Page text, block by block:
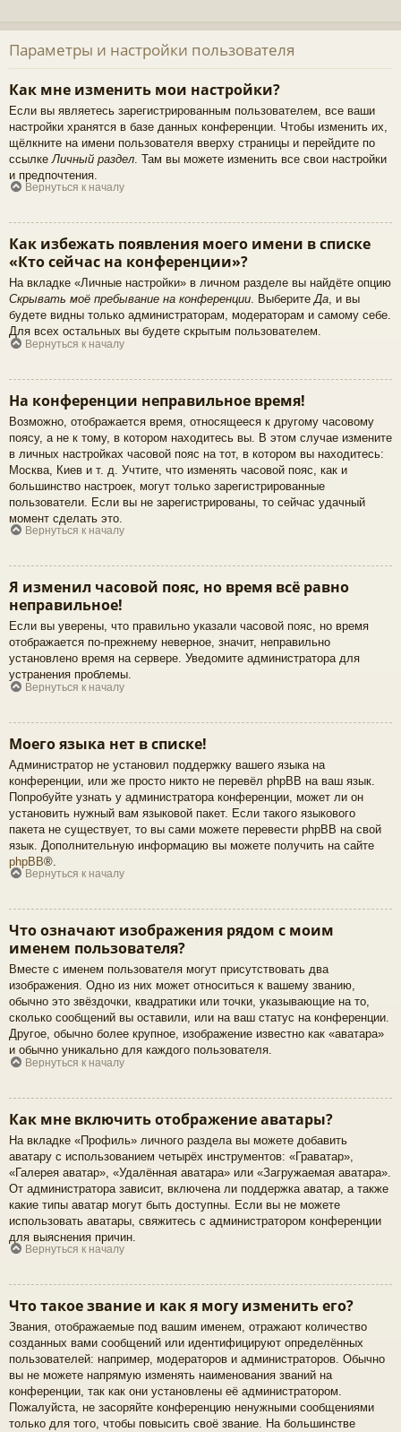
Параметры и настройки пользователя
Как мне изменить мои настройки?
Если вы являетесь зарегистрированным пользователем, все ваши
настройки хранятся в базе данных конференции. Чтобы изменить их,
щёлкните на имени пользователя вверху страницы и перейдите по
ссылке Личный раздел . Там вы можете изменить все свои настройки
и предпочтения.
Вернуться к началу
Как избежать появления моего имени в списке
«Кто сейчас на конференции»?
На вкладке «Личные настройки» в личном разделе вы найдёте опцию
Скрывать моё пребывание на конференции. ВыберитеДа, и вы
будете видны только администраторам, модераторам и самому себе.
Для всех остальных вы будете скрытым пользователем.
Вернуться к началу
На конференции неправильное время!
Возможно, отображается время, относящееся к другому часовому
поясу, а не к тому, в котором находитесь вы. В этом случае измените
в личных настройках часовой пояс на тот, в котором вы находитесь:
Москва, Киев и т. д. Учтите, что изменять часовой пояс, как и
большинство настроек, могут только зарегистрированные
пользователи. Если вы не зарегистрированы, то сейчас удачный
момент сделать это.
Вернуться к началу
Я изменил часовой пояс, но время всё равно
неправильное!
Если вы уверены, что правильно указали часовой пояс, но время
отображается по-прежнему неверное, значит, неправильно
установлено время на сервере. Уведомите администратора для
устранения проблемы.
Вернуться к началу
Моего языка нет в списке!
Администратор не установил поддержку вашего языка на
конференции, или же просто никто не перевёл phpBB на ваш язык.
Попробуйте узнать у администратора конференции, может ли он
установить нужный вам языковой пакет. Если такого языкового
пакета не существует, то вы сами можете перевести phpBB на свой
язык. Дополнительную информацию вы можете получить на сайте
phpBB®.
Вернуться к началу
Что означают изображения рядом с моим
именем пользователя?
Вместе с именем пользователя могут присутствовать два
изображения. Одно из них может относиться к вашему званию,
обычно это звёздочки, квадратики или точки, указывающие на то,
сколько сообщений вы оставили, или на ваш статус на конференции.
Другое, обычно более крупное, изображение известно как «аватара»
и обычно уникально для каждого пользователя.
Вернуться к началу
Как мне включить отображение аватары?
На вкладке «Профиль» личного раздела вы можете добавить
аватару с использованием четырёх инструментов: «Граватар»,
«Галерея аватар», «Удалённая аватара» или «Загружаемая аватара».
От администратора зависит, включена ли поддержка аватар, а также
какие типы аватар могут быть доступны. Если вы не можете
использовать аватары, свяжитесь с администратором конференции
для выяснения причин.
Вернуться к началу
Что такое звание и как я могу изменить его?
Звания, отображаемые под вашим именем, отражают количество
созданных вами сообщений или идентифицируют определённых
пользователей: например, модераторов и администраторов. Обычно
вы не можете напрямую изменять наименования званий на
конференции, так как они установлены её администратором.
Пожалуйста, не засоряйте конференцию ненужными сообщениями
только для того, чтобы повысить своё звание. На большинстве